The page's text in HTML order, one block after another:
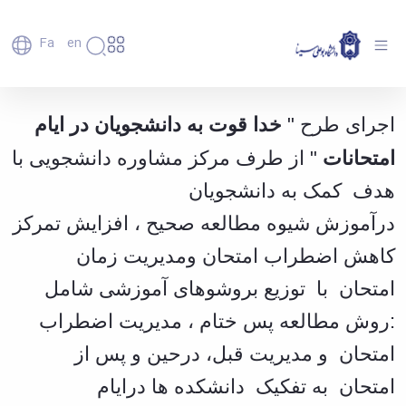
Fa En
دانشگاه
تاریخچه
و
معرفی
برنامه
راهبردی
دانشگاه
نقشه
دانشگاه
سازمان
دانشگاه
معاونت
توسعه
مدیریت
و
پشتیبانی
اعضای
هیأت
علمی
کارکنان
دانشجویان
فارغ
التحصیلان
دانشکده‌ها
پردیس
اصلی
مهندسی
کشاورزی
شیمی
و
علوم
نفت
علوم
ارتباط
با ما
روابط
بین
الملل
(قدم
الآن)
Now
اجرای طرح خداقوت به دانشجویان در ایام امتحانات
توسط مرکزمشاوره دانشجویی - دانشگاه بوعلی
سینا همدان
اجرای طرح " خدا قوت به دانشجویان در ایام
امتحانات " از طرف مرکز مشاوره دانشجویی با
هدف کمک به دانشجویان
درآموزش شیوه مطالعه صحیح ، افزایش تمرکز
کاهش اضطراب امتحان ومدیریت زمان
امتحان با توزیع بروشوهای آموزشی شامل
:روش مطالعه پس ختام ، مدیریت اضطراب
امتحان و مدیریت قبل، درحین و پس از
امتحان به تفکیک دانشکده ها درایام